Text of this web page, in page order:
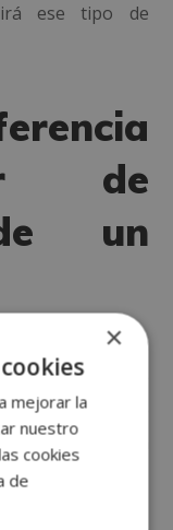
ese tipo de
de
un
una gran
Por ello, suele
creadores de
se distinguen
×
mejorar la
nuestro
cookies
de